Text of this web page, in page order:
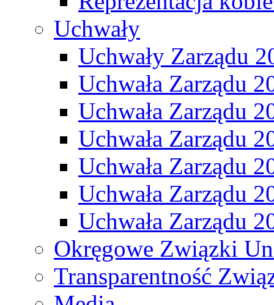
Uchwały
Uchwały Zarządu
Uchwała Zarządu
Uchwała Zarządu
Uchwała Zarządu
Uchwała Zarządu
Uchwała Zarządu
Uchwała Zarządu
Okręgowe Związki
Transparentność